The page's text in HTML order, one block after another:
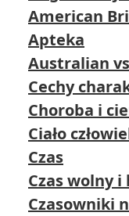
American
Apteka
Australian
Cechy
Choroba i
Ciało
Czas
Czas wolny i
Czasowniki